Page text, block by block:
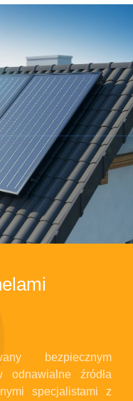
bezpiecznym
odnawialne źródła
specjalistami z